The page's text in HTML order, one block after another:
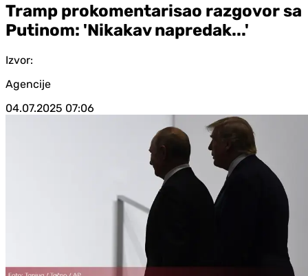
Tramp prokomentarisao razgovor sa
Putinom: 'Nikakav napredak...'
Izvor:
Agencije
04.07.2025 07:06